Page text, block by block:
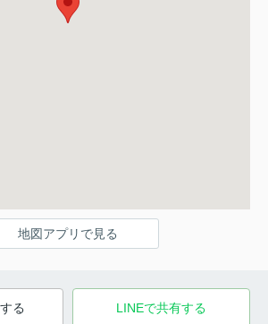
地図アプリで見る
る LINEで共有する